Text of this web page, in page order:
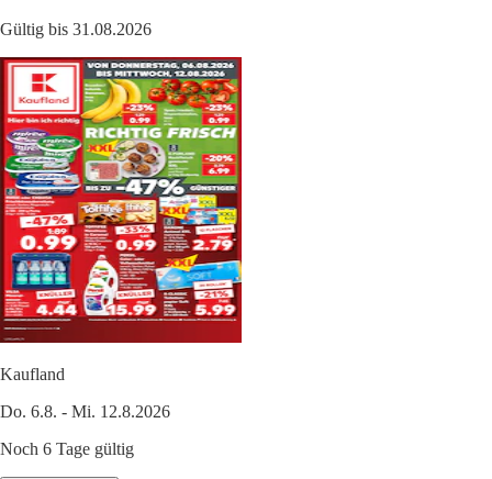
Gültig bis 31.08.2026
Kaufland
Do. 6.8. - Mi. 12.8.2026
Noch 6 Tage gültig